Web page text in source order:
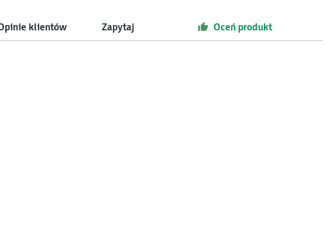
klientów Zapytaj Oceń produkt